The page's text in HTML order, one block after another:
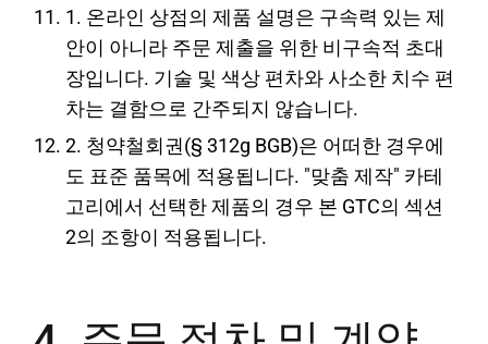
1. 온라인 상점의 제품 설명은 구속력 있는 제
안이 아니라 주문 제출을 위한 비구속적 초대
장입니다. 기술 및 색상 편차와 사소한 치수 편
차는 결함으로 간주되지 않습니다.
2. 청약철회권(§ 312g BGB)은 어떠한 경우에
도 표준 품목에 적용됩니다. "맞춤 제작" 카테
고리에서 선택한 제품의 경우 본 GTC의 섹션
2의 조항이 적용됩니다.